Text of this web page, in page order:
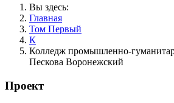
Вы здесь:
Главная
Том Первый
К
Колледж промышленно-
Пескова Воронежский
Проект